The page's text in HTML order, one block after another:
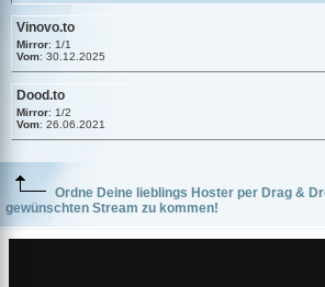
Vinovo.to
Mirror: 1/1
Vom: 30.12.2025
Dood.to
Mirror: 1/2
Vom: 26.06.2021
Ordne Deine lieblings Hoster per Drag &
gewünschten Stream zu kommen!